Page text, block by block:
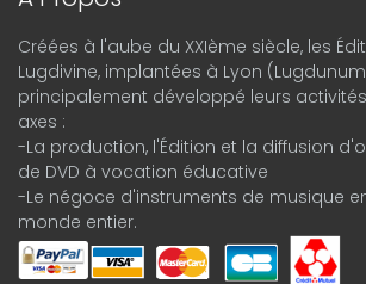
Créées à l'aube du XXIème siècle, les
Lugdivine, implantées à Lyon
principalement développé leurs
axes :
-La production, l'Édition et la diffusion
de DVD à vocation éducative
-Le négoce d'instruments de musique
monde entier.